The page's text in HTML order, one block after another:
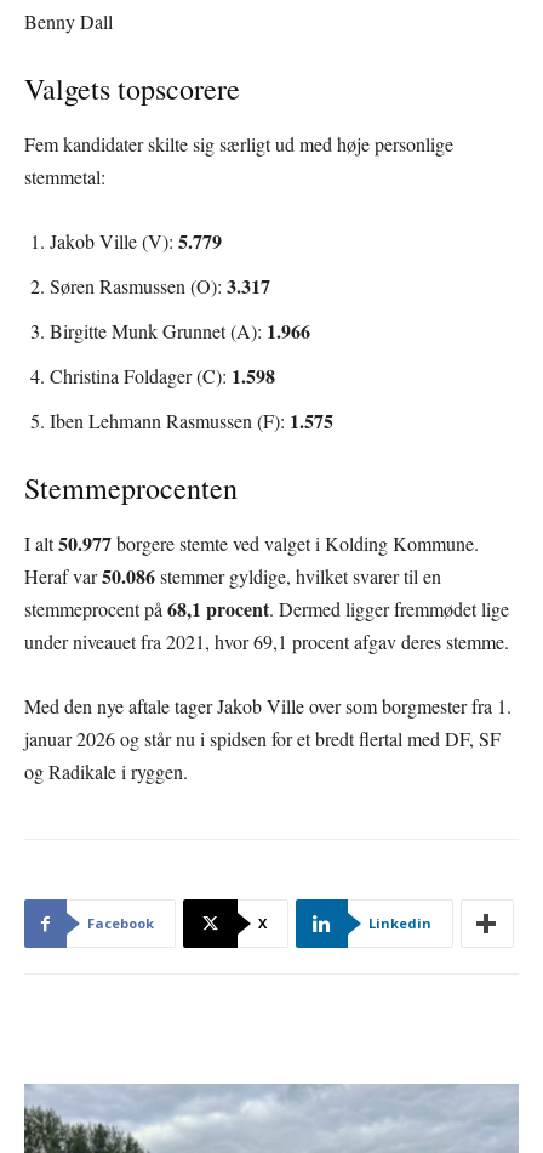
Benny Dall
Valgets topscorere
Fem kandidater skilte sig særligt ud med høje personlige
stemmetal:
Jakob Ville (V): 5.779
Søren Rasmussen (O): 3.317
Birgitte Munk Grunnet (A): 1.966
Christina Foldager (C): 1.598
Iben Lehmann Rasmussen (F): 1.575
Stemmeprocenten
I alt50.977borgere stemte ved valget i Kolding Kommune.
Heraf var50.086stemmer gyldige, hvilket svarer til en
stemmeprocent på 68,1 procent. Dermed ligger fremmødet lige
under niveauet fra 2021, hvor 69,1 procent afgav deres stemme.
Med den nye aftale tager Jakob Ville over som borgmester fra 1.
januar 2026 og står nu i spidsen for et bredt flertal med DF, SF
og Radikale i ryggen.
Facebook X Linkedin